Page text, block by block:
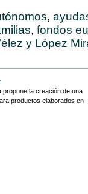
,
, fondos
y López
propone la creación de una
productos elaborados en